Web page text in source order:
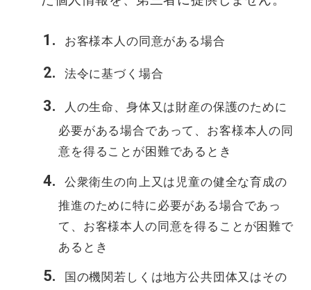
お客様本人の同意がある場合
法令に基づく場合
人の生命、身体又は財産の保護のために
必要がある場合であって、お客様本人の同
意を得ることが困難であるとき
公衆衛生の向上又は児童の健全な育成の
推進のために特に必要がある場合であっ
て、お客様本人の同意を得ることが困難で
あるとき
国の機関若しくは地方公共団体又はその